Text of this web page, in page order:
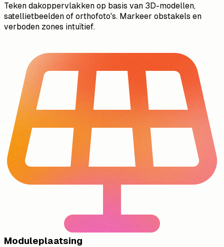
Teken dakoppervlakken op basis van 3D-modellen,
satellietbeelden of orthofoto's. Markeer obstakels en
verboden zones intuïtief.
Moduleplaatsing